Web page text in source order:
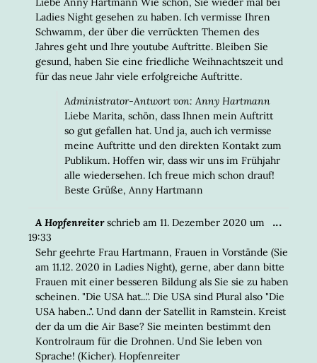
Ladies Night gesehen zu haben. Ich vermisse Ihren
Schwamm, der über die verrückten Themen des
Jahres geht und Ihre youtube Auftritte. Bleiben Sie
gesund, haben Sie eine friedliche Weihnachtszeit und
für das neue Jahr viele erfolgreiche Auftritte.
Administrator-Antwort von: Anny Hartmann
Liebe Marita, schön, dass Ihnen mein Auftritt
so gut gefallen hat. Und ja, auch ich vermisse
meine Auftritte und den direkten Kontakt zum
Publikum. Hoffen wir, dass wir uns im Frühjahr
alle wiedersehen. Ich freue mich schon drauf!
Beste Grüße, Anny Hartmann
A Hopfenreiterschrieb am 11. Dezember 2020 um
19:33
Sehr geehrte Frau Hartmann, Frauen in Vorstände (Sie
am 11.12. 2020 in Ladies Night), gerne, aber dann bitte
Frauen mit einer besseren Bildung als Sie sie zu haben
scheinen. "Die USA hat...". Die USA sind Plural also "Die
USA haben..". Und dann der Satellit in Ramstein. Kreist
der da um die Air Base? Sie meinten bestimmt den
Kontrolraum für die Drohnen. Und Sie leben von
Sprache! (Kicher). Hopfenreiter
...DIESE
EIN-/